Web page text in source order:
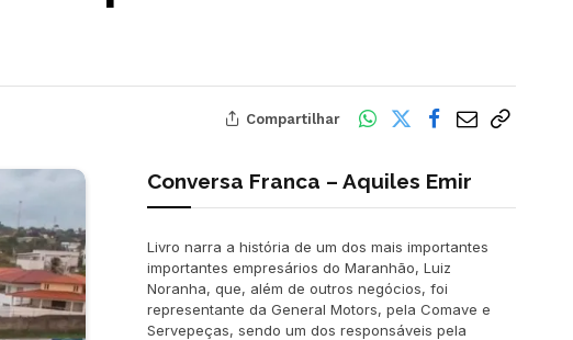
Compartilhar
Conversa Franca – Aquiles Emir
Livro narra a história de um dos mais importantes
importantes empresários do Maranhão, Luiz
Noranha, que, além de outros negócios, foi
representante da General Motors, pela Comave e
Servepeças, sendo um dos responsáveis pela